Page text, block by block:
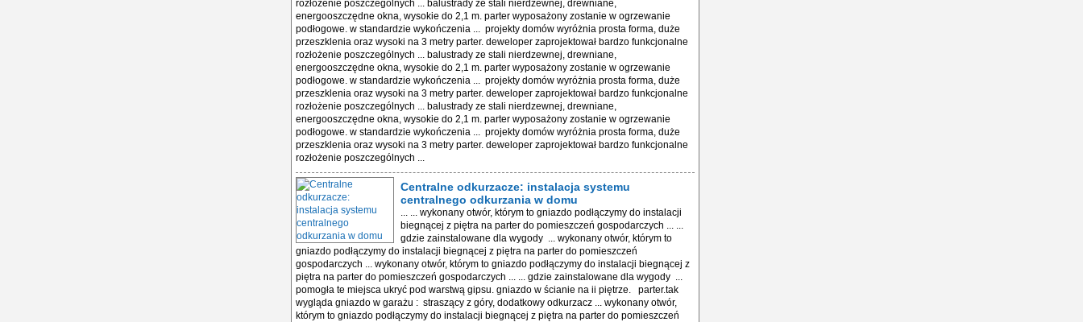
rozłożenie poszczególnych ... balustrady ze stali nierdzewnej, drewniane,
energooszczędne okna, wysokie do 2,1 m. parter wyposażony zostanie w ogrzewanie
podłogowe. w standardzie wykończenia ... projekty domów wyróżnia prosta forma, duże
przeszklenia oraz wysoki na 3 metry parter. deweloper zaprojektował bardzo funkcjonalne
rozłożenie poszczególnych ... balustrady ze stali nierdzewnej, drewniane,
energooszczędne okna, wysokie do 2,1 m. parter wyposażony zostanie w ogrzewanie
podłogowe. w standardzie wykończenia ... projekty domów wyróżnia prosta forma, duże
przeszklenia oraz wysoki na 3 metry parter. deweloper zaprojektował bardzo funkcjonalne
rozłożenie poszczególnych ... balustrady ze stali nierdzewnej, drewniane,
energooszczędne okna, wysokie do 2,1 m. parter wyposażony zostanie w ogrzewanie
podłogowe. w standardzie wykończenia ... projekty domów wyróżnia prosta forma, duże
przeszklenia oraz wysoki na 3 metry parter. deweloper zaprojektował bardzo funkcjonalne
rozłożenie poszczególnych ...
Centralne odkurzacze: instalacja systemu
centralnego odkurzania w domu
... ... wykonany otwór, którym to gniazdo podłączymy do instalacji
biegnącej z piętra na parter do pomieszczeń gospodarczych ... ...
gdzie zainstalowane dla wygody ... wykonany otwór, którym to
gniazdo podłączymy do instalacji biegnącej z piętra na parter do pomieszczeń
gospodarczych ... wykonany otwór, którym to gniazdo podłączymy do instalacji biegnącej z
piętra na parter do pomieszczeń gospodarczych ... ... gdzie zainstalowane dla wygody ...
pomogła te miejsca ukryć pod warstwą gipsu. gniazdo w ścianie na ii piętrze. parter.tak
wygląda gniazdo w garażu : straszący z góry, dodatkowy odkurzacz ... wykonany otwór,
którym to gniazdo podłączymy do instalacji biegnącej z piętra na parter do pomieszczeń